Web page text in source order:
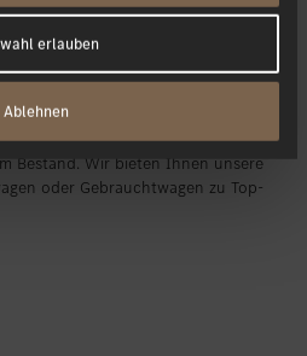
erlauben
Ablehnen
Ihren Vorführwagen und
Bestand. Wir bieten Ihnen unsere
oder Gebrauchtwagen zu Top-